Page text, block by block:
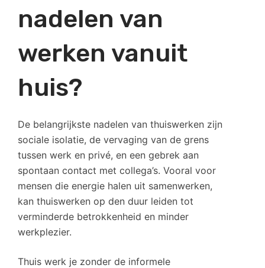
nadelen van
werken vanuit
huis?
De belangrijkste nadelen van thuiswerken zijn
sociale isolatie, de vervaging van de grens
tussen werk en privé, en een gebrek aan
spontaan contact met collega’s. Vooral voor
mensen die energie halen uit samenwerken,
kan thuiswerken op den duur leiden tot
verminderde betrokkenheid en minder
werkplezier.
Thuis werk je zonder de informele